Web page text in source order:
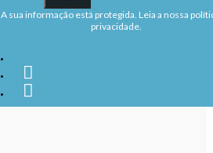
A sua informação está protegida. Leia a nossa
privacidade.